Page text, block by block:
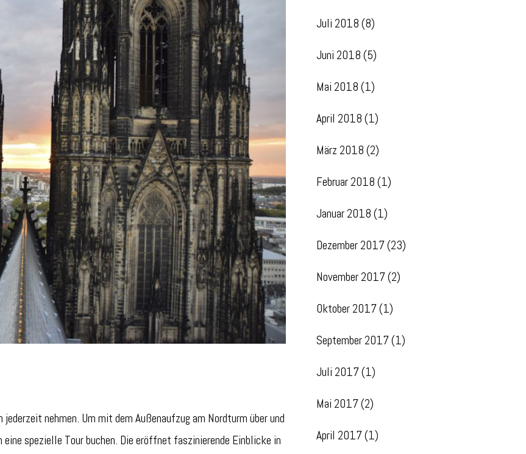
nehmen. Um mit dem Außenaufzug am Nordturm über und
eine spezielle Tour buchen. Die eröffnet faszinierende Einblicke in
Juli 2018 (8)
Juni 2018 (5)
Mai 2018 (1)
April 2018 (1)
März 2018 (2)
Februar 2018 (1)
Januar 2018 (1)
Dezember 2017(23)
November 2017(2)
Oktober 2017(1)
September 2017(1)
Juli 2017(1)
Mai 2017(2)
April 2017(1)